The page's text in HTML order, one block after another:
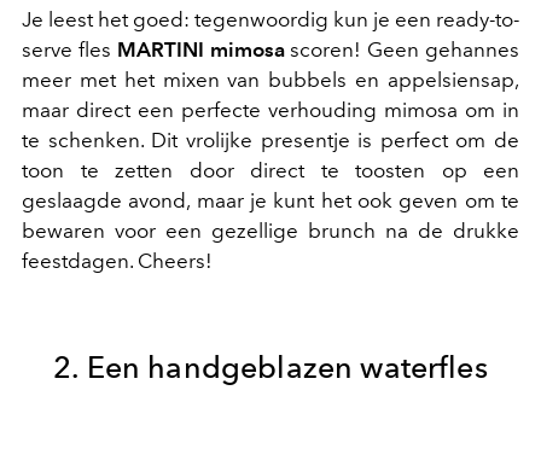
Je leest het goed: tegenwoordig kun je een ready-to-
serve fles MARTINI mimosascoren! Geen gehannes
meer met het mixen van bubbels en appelsiensap,
maar direct een perfecte verhouding mimosa om in
te schenken. Dit vrolijke presentje is perfect om de
toon te zetten door direct te toosten op een
geslaagde avond, maar je kunt het ook geven om te
bewaren voor een gezellige brunch na de drukke
feestdagen. Cheers!
2. Een handgeblazen waterfles